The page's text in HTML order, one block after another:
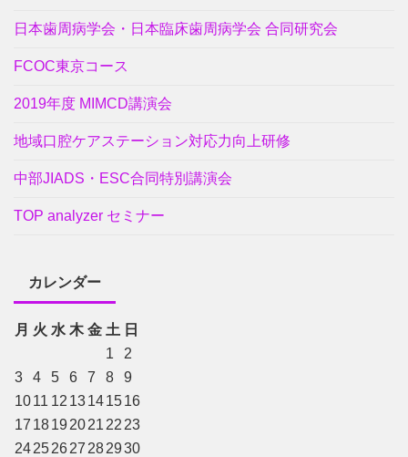
日本歯周病学会・日本臨床歯周病学会 合同研究会
FCOC東京コース
2019年度 MIMCD講演会
地域口腔ケアステーション対応力向上研修
中部JIADS・ESC合同特別講演会
TOP analyzer セミナー
カレンダー
月 火 水 木 金 土 日
1
2
3
4 5 6 7 8
9
1011 12 13141516
17 18192021 22 23
24252627 282930